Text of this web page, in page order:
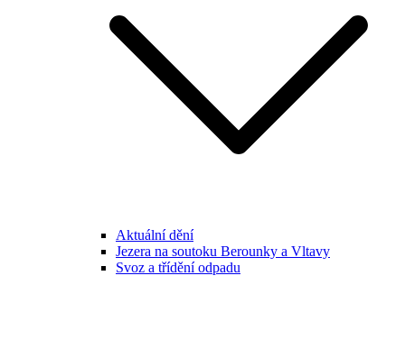
Aktuální dění
Jezera na soutoku Berounky a Vltavy
Svoz a třídění odpadu